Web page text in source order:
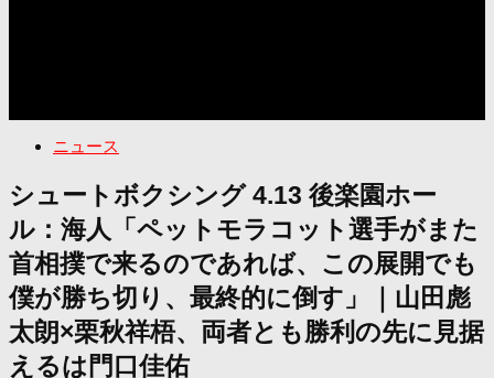
ニュース
シュートボクシング 4.13 後楽園ホー
ル：海人「ペットモラコット選手がまた
首相撲で来るのであれば、この展開でも
僕が勝ち切り、最終的に倒す」｜山田彪
太朗×栗秋祥梧、両者とも勝利の先に見据
えるは門口佳佑